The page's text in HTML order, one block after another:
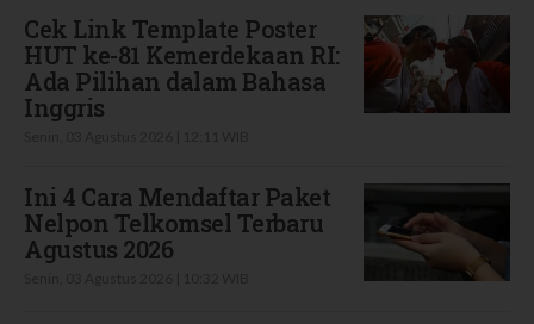
Cek Link Template Poster
HUT ke-81 Kemerdekaan RI:
Ada Pilihan dalam Bahasa
Inggris
Ini 4 Cara Mendaftar Paket
Nelpon Telkomsel Terbaru
Agustus 2026